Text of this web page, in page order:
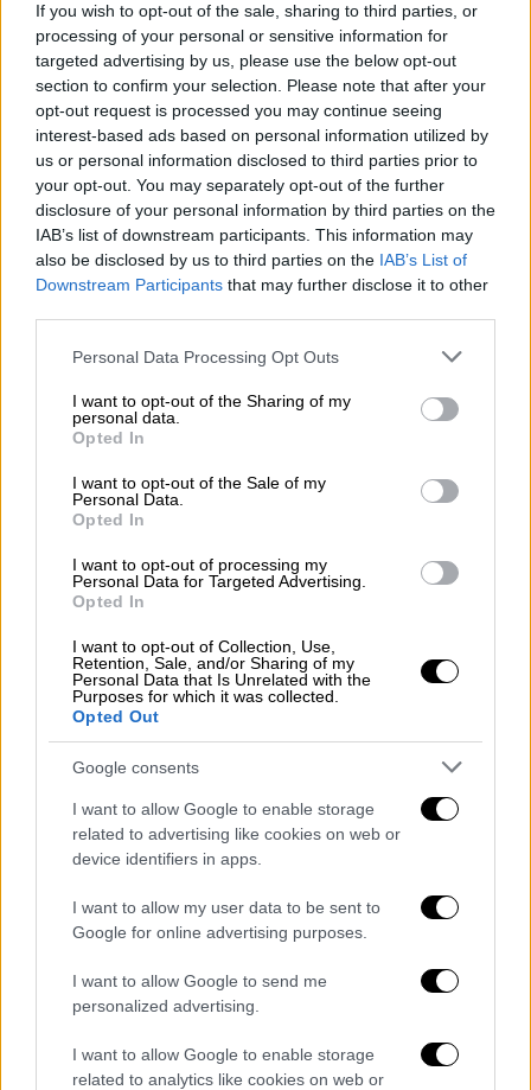
If you wish to opt-out of the sale, sharing to third parties, or
processing of your personal or sensitive information for
targeted advertising by us, please use the below opt-out
section to confirm your selection. Please note that after your
opt-out request is processed you may continue seeing
interest-based ads based on personal information utilized by
us or personal information disclosed to third parties prior to
your opt-out. You may separately opt-out of the further
disclosure of your personal information by third parties on the
IAB’s list of downstream participants. This information may
also be disclosed by us to third parties on the IAB’s List of
Downstream Participants that may further disclose it to other
Please note that this website/app uses one or more Google
not limited to your visit or usage behaviour. You may click to
grant or deny consent to Google and its third-party tags to
use your data for below specified purposes in below Google
consent section.
Personal Data Processing Opt Outs
I want to opt-out of the Sharing of my
personal data.
Opted In
I want to opt-out of the Sale of my
Personal Data.
Opted In
I want to opt-out of processing my
Personal Data for Targeted Advertising.
Opted In
I want to opt-out of Collection, Use,
Retention, Sale, and/or Sharing of my
Personal Data that Is Unrelated with the
Purposes for which it was collected.
Opted Out
Google consents
I want to allow Google to enable storage
related to advertising like cookies on web or
device identifiers in apps.
I want to allow my user data to be sent to
Google for online advertising purposes.
I want to allow Google to send me
personalized advertising.
I want to allow Google to enable storage
related to analytics like cookies on web or
Κυριάκου Μητσοτάκησυνεδριάζει αύριο
Δευτέρα στις 11:00 το πρωί τοΥπουργικό
Συμβούλιο.
Τα θέματα της συνεδρίασης
Σύμφωνα με ενημέρωση από το Γραφείο
Τύπου του Γραφείου του πρωθυπουργού τα
θέματα της συνεδρίασηςείναι τα ακόλουθα:
εισήγηση από τον
Αναπληρωτή Υπουργό
Νίκο Παπαθανάσηγια το Ταμείο
Ανάκαμψης και Ανθεκτικότητας:
Απορροφήσεις και πέμπτο αίτημα
πληρωμής,
παρουσίαση από τον Υπουργό
Εσωτερικών
νομοσχεδίου: Επιτάχυνση διαδικασιών
προσλήψεων από το Ανώτατο
Συμβούλιο Επιλογής Προσωπικού,
ρυθμίσεις θεμάτων Οργανισμών Τοπικής
Αυτοδιοίκησης, διατάξεις για την
οργάνωση χερσαίων συνοριακών
σταθμών και άλλες διατάξεις,
εισήγηση από τον Υπουργό Υποδομών
και Μεταφορών Χρήστο Σταϊκούρα
σχετικά με τις προτεραιότητες για
ανθεκτικές υποδομές και για βιώσιμες
μεταφορές και τέλος, εισήγηση από τον
Υπουργό Κλιματικής Κρίσης και
Πολιτικής Προστασίας Βασίλη Κικίλια
σχετικά με τονκαθαρισμό οικοπέδων,
μέτρα πρόληψης και αντιμετώπισης
δασικών πυρκαγιών.